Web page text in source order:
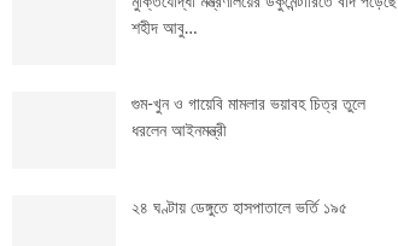
শহীদ আবু…
গুম-খুন ও গায়েবি মামলার ভয়াবহ চিত্র তুলে
ধরলেন আইনমন্ত্রী
২৪ ঘণ্টায় ডেঙ্গুতে হাসপাতালে ভর্তি ১৯৫